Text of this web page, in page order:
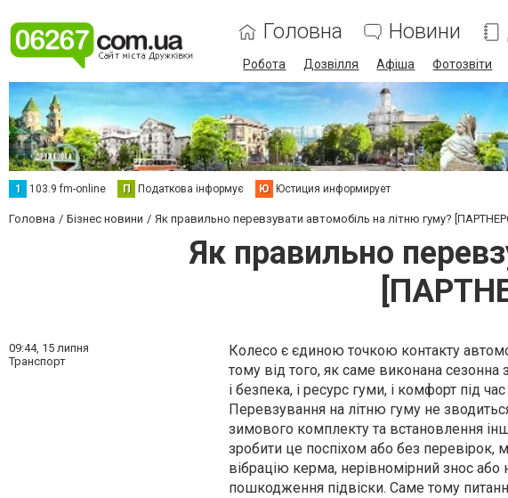
Головна Новини
Робота Дозвілля Афіша Фотозвіти
1 103.9 fm-online П Податкова інформує Ю Юстиция информирует
Головна Бізнес новини Як правильно перевзувати автомобіль на літню гуму?
Як правильно
09:44, 15 липня
Транспорт
Колесо є єдиною точкою контакту
тому від того, як саме виконана сезонна
і безпека, і ресурс гуми, і комфорт під час
Перевзування на літню гуму не
зимового комплекту та встановлення
зробити це поспіхом або без перевірок,
вібрацію керма, нерівномірний знос або
пошкодження підвіски. Саме тому